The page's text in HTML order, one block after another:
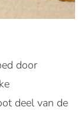
door
deel van de